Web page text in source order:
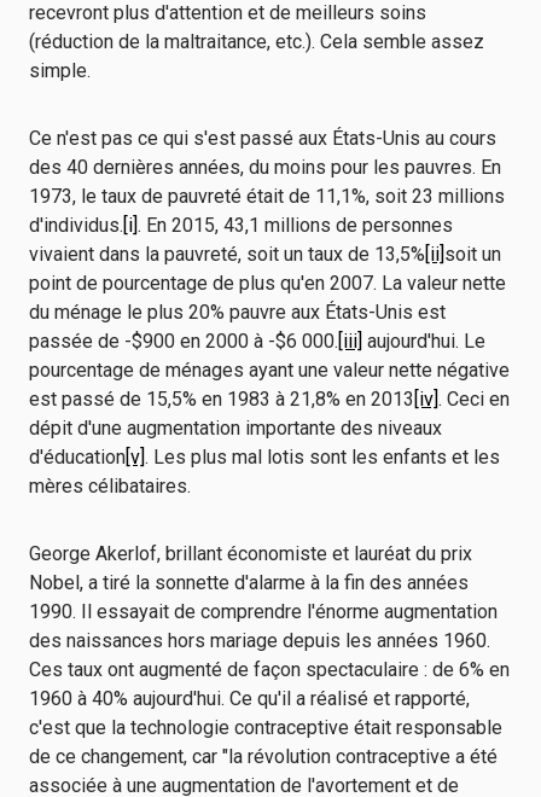
recevront plus d'attention et de meilleurs soins
(réduction de la maltraitance, etc.). Cela semble assez
simple.
Ce n'est pas ce qui s'est passé aux États-Unis au cours
des 40 dernières années, du moins pour les pauvres. En
1973, le taux de pauvreté était de 11,1%, soit 23 millions
d'individus.[i]. En 2015, 43,1 millions de personnes
vivaient dans la pauvreté, soit un taux de 13,5%[ii]soit un
point de pourcentage de plus qu'en 2007. La valeur nette
du ménage le plus 20% pauvre aux États-Unis est
passée de -$900 en 2000 à -$6 000.[iii] aujourd'hui. Le
pourcentage de ménages ayant une valeur nette négative
est passé de 15,5% en 1983 à 21,8% en 2013 [iv]. Ceci en
dépit d'une augmentation importante des niveaux
d'éducation[v]. Les plus mal lotis sont les enfants et les
mères célibataires.
George Akerlof, brillant économiste et lauréat du prix
Nobel, a tiré la sonnette d'alarme à la fin des années
1990. Il essayait de comprendre l'énorme augmentation
des naissances hors mariage depuis les années 1960.
Ces taux ont augmenté de façon spectaculaire : de 6% en
1960 à 40% aujourd'hui. Ce qu'il a réalisé et rapporté,
c'est que la technologie contraceptive était responsable
de ce changement, car "la révolution contraceptive a été
associée à une augmentation de l'avortement et de